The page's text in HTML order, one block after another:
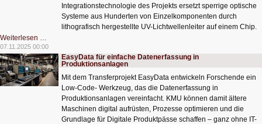
Integrationstechnologie des Projekts ersetzt sperrige optische
Systeme aus Hunderten von Einzelkomponenten durch
lithografisch hergestellte UV-Lichtwellenleiter auf einem Chip.
Weiterlesen …
Quantencomputer
der
nächsten
Generation
07.11.2025 00:00
EasyData für einfache Datenerfassung in
Produktionsanlagen
Mit dem Transferprojekt EasyData entwickeln Forschende ein
Low-Code- Werkzeug, das die Datenerfassung in
Produktionsanlagen vereinfacht. KMU können damit ältere
Maschinen digital aufrüsten, Prozesse optimieren und die
Grundlage für Digitale Produktpässe schaffen – ganz ohne IT-